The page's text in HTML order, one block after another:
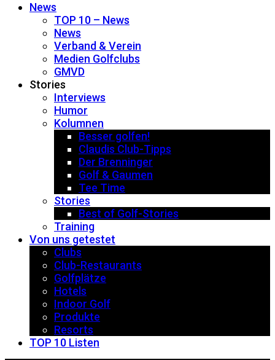
News
TOP 10 – News
News
Verband & Verein
Medien Golfclubs
GMVD
Stories
Interviews
Humor
Kolumnen
Besser golfen!
Claudis Club-Tipps
Der Brenninger
Golf & Gaumen
Tee Time
Stories
Best of Golf-Stories
Training
Von uns getestet
Clubs
Club-Restaurants
Golfplätze
Hotels
Indoor Golf
Produkte
Resorts
TOP 10 Listen